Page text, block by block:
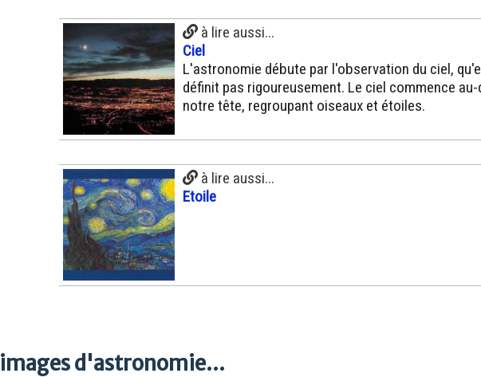
à lire aussi...
Ciel
L'astronomie débute par l'observation du ciel,
définit pas rigoureusement. Le ciel commence
notre tête, regroupant oiseaux et étoiles.
à lire aussi...
Etoile
d'astronomie...